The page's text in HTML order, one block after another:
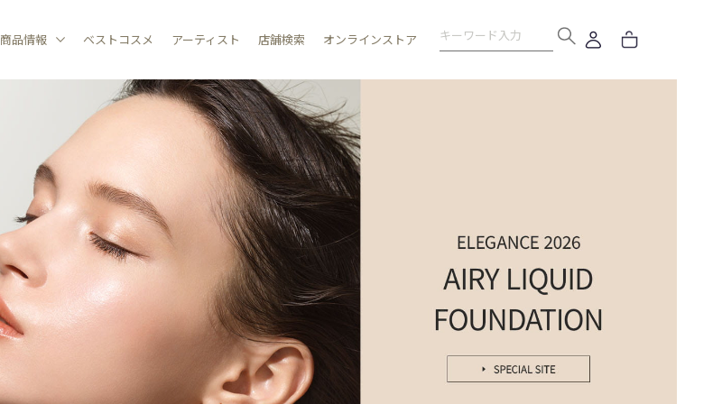
ELEGANCE 2026
AIRY LIQUID FOUNDATION
ELEGANCE 2026
MODELING COLOR BASE
商品情報
フェイスカラー
ネイル
BASE MAKEUP
メイクアップベース
フェイスパウダー
TOOL
リムーバー
ブラッシュ
スポンジ・パフ
WRAPPING
ベストコスメ アーティスト 店舗検索 オンラインストア